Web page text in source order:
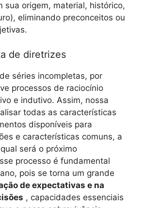
sua origem, material, histórico,
eliminando preconceitos ou
de diretrizes
séries incompletas, por
processos de raciocínio
e indutivo. Assim, nossa
todas as características
disponíveis para
e características comuns, a
será o próximo
processo é fundamental
pois se torna um grande
de expectativas e na
, capacidades essenciais